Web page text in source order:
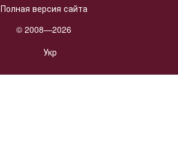
Полная версия сайта
© 2008—2026
Укр